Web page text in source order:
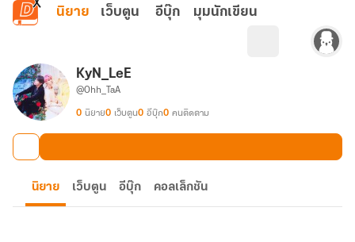
ข้ามไปยังเนื้อหาหลัก
นิยาย เว็บตูน อีบุ๊ก มุมนักเขียน
KyN_LeE
@Ohh_TaA
0 นิยาย0 เว็บตูน0 อีบุ๊ก0 คนติดตาม
นิยาย เว็บตูน อีบุ๊ก คอลเล็กชัน